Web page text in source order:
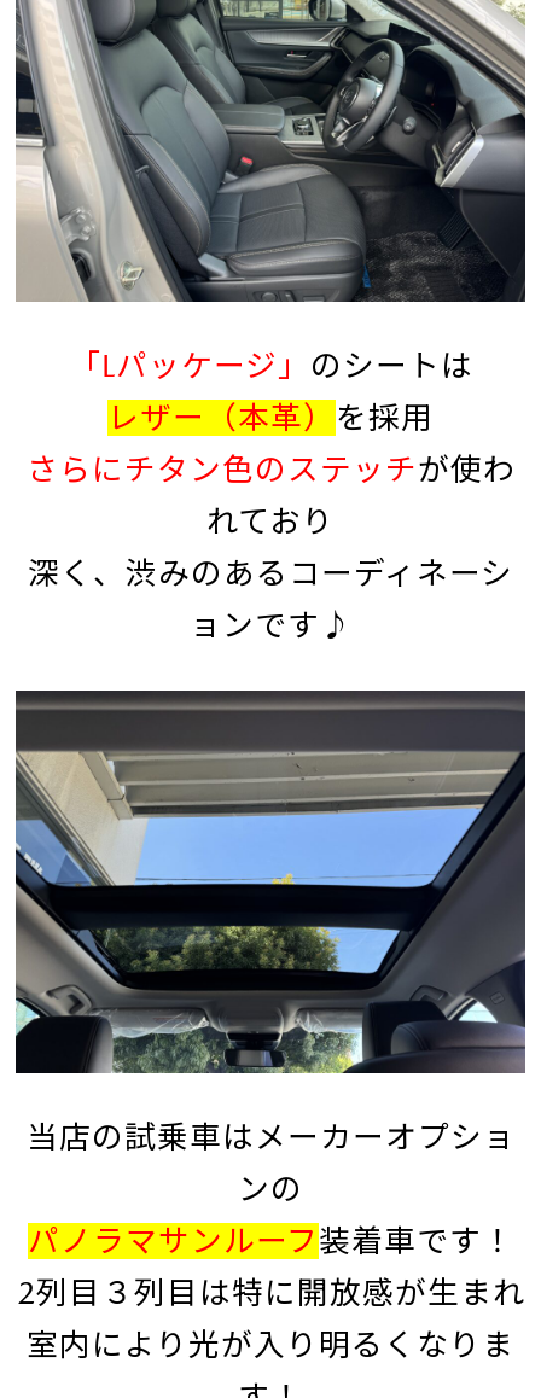
「Lパッケージ」 のシートは
レザー（本革） を採用
さらにチタン色のステッチが使わ
れており
深く、渋みのあるコーディネーシ
ョンです♪
当店の試乗車はメーカーオプショ
ンの
パノラマサンルーフ 装着車です！
2列目３列目は特に開放感が生まれ
室内により光が入り 明るくなりま